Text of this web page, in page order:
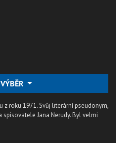
roku 1971. Svůj literární pseudonym,
Jana Nerudy. Byl velmi